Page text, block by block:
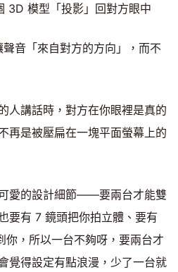
3D 模型「投影」回對方眼中
音「來自對方的方向」，而不
人講話時，對方在你眼裡是真的
再是被壓扁在一塊平面螢幕上的
愛的設計細節——要兩台才能雙
要有 7 鏡頭把你拍立體、要有
，所以一台不夠呀，要兩台才
覺得設定有點浪漫，少了一台就